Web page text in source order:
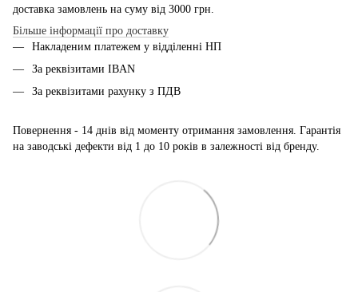
доставка замовлень на суму від 3000 грн.
Більше інформації про доставку
Накладеним платежем у відділенні НП
За реквізитами IBAN
За реквізитами рахунку з ПДВ
Повернення - 14 днів від моменту отримання замовлення. Гарантія
на заводські дефекти від 1 до 10 років в залежності від бренду.